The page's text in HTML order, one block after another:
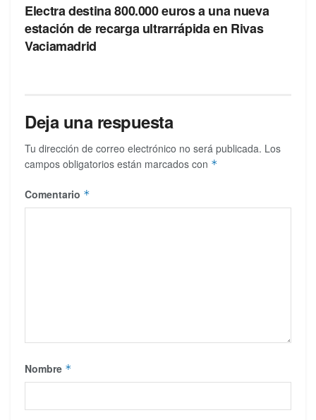
Electra destina 800.000 euros a una nueva
estación de recarga ultrarrápida en Rivas
Vaciamadrid
Deja una respuesta
Tu dirección de correo electrónico no será publicada. Los
campos obligatorios están marcados con *
Comentario *
Nombre *